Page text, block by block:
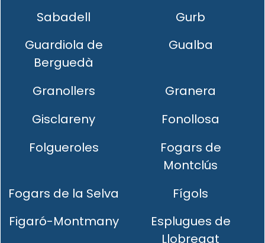
Sabadell
Gurb
Guardiola de
Berguedà
Gualba
Granollers
Granera
Gisclareny
Fonollosa
Folgueroles
Fogars de
Montclús
Fogars de la Selva
Fígols
Figaró-Montmany
Esplugues de
Llobregat